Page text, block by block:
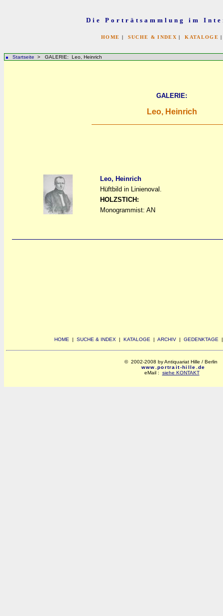
Die Porträtsammlung im
HOME | SUCHE & INDEX |KATALOGE
Startseite > GALERIE: Leo, Heinrich
GALERIE:
Leo, Heinrich
Leo, Heinrich
Hüftbild in Linienoval.
HOLZSTICH:
Monogrammist: AN
HOME | SUCHE & INDEX | KATALOGE | ARCHIV | GEDENKTAGE
© 2002-2008 by Antiquariat Hille / Berlin
www.portrait-hille.de
eMail : siehe KONTAKT